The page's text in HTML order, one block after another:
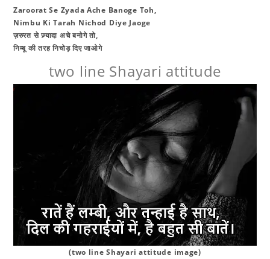
Zaroorat Se Zyada Ache Banoge Toh,
Nimbu Ki Tarah Nichod Diye Jaoge
​ज़रुरत से ज़्यादा अचे बनोगे तो,
निम्बू की तरह निचोड़ दिए जाओगे
two line Shayari attitude
(two line Shayari attitude image)